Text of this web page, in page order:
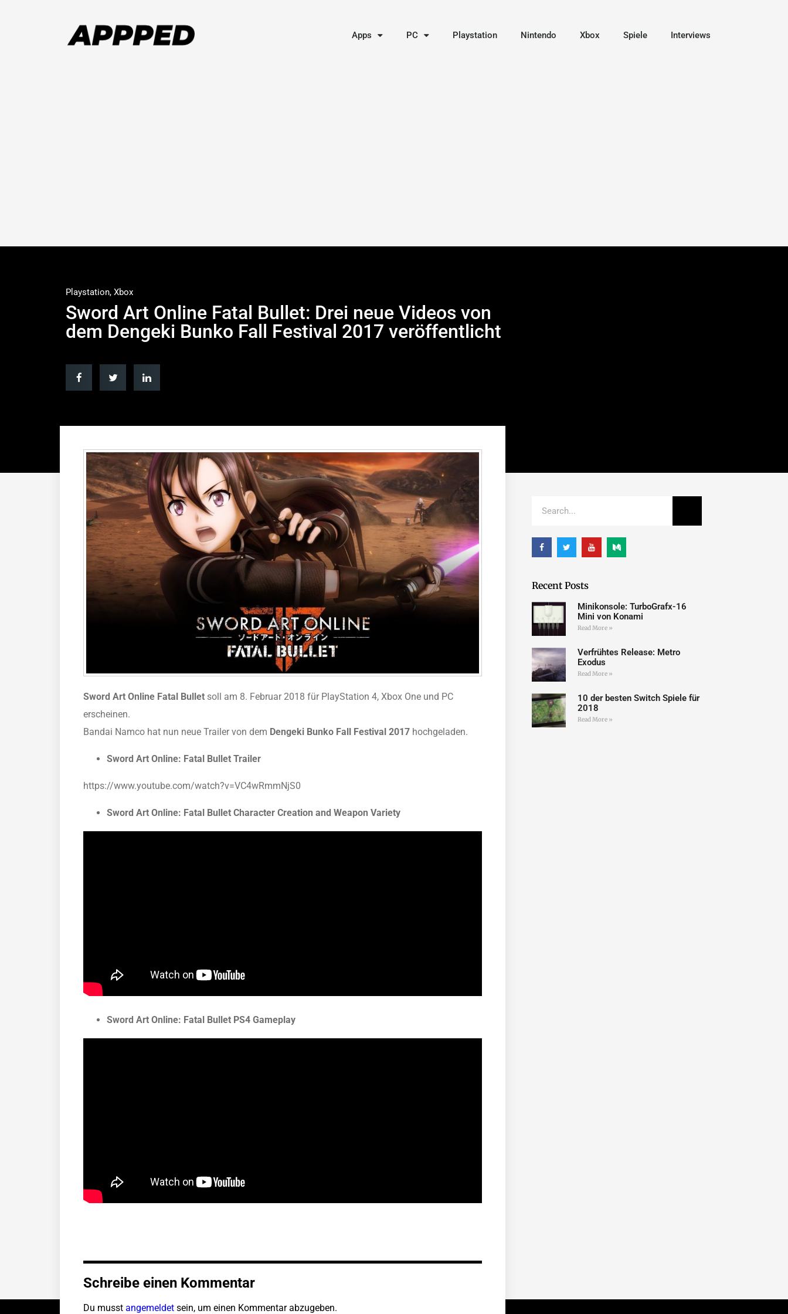
Apps PC Playstation Nintendo Xbox Spiele Interviews
Playstation, Xbox
Sword Art Online Fatal Bullet: Drei neue Videos von
dem Dengeki Bunko Fall Festival 2017 veröffentlicht
Sword Art Online Fatal Bullet soll am 8. Februar 2018 für PlayStation 4, Xbox One und PC
erscheinen.
Bandai Namco hat nun neue Trailer von dem Dengeki Bunko Fall Festival 2017 hochgeladen.
Sword Art Online: Fatal Bullet Trailer
https://www.youtube.com/watch?v=VC4wRmmNjS0
Sword Art Online: Fatal Bullet Character Creation and Weapon Variety
Sword Art Online: Fatal Bullet PS4 Gameplay
Schreibe einen Kommentar
Du musst angemeldet sein, um einen Kommentar abzugeben.
Recent Posts
Minikonsole: TurboGrafx-16
Mini von Konami
Read More »
Verfrühtes Release: Metro
Exodus
Read More »
10 der besten Switch Spiele für
2018
Read More »